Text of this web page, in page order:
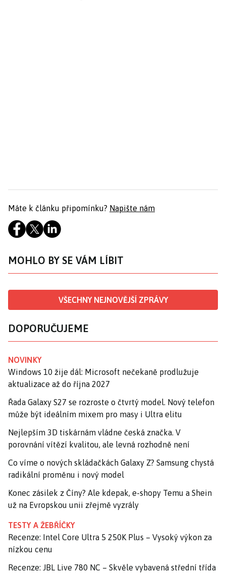
Máte k článku připomínku? Napište nám
MOHLO BY SE VÁM LÍBIT
VŠECHNY NEJNOVĚJŠÍ ZPRÁVY
DOPORUČUJEME
NOVINKY
Windows 10 žije dál: Microsoft nečekaně prodlužuje
aktualizace až do října 2027
Řada Galaxy S27 se rozroste o čtvrtý model. Nový telefon
může být ideálním mixem pro masy i Ultra elitu
Nejlepším 3D tiskárnám vládne česká značka. V
porovnání vítězí kvalitou, ale levná rozhodně není
Co víme o nových skládačkách Galaxy Z? Samsung chystá
radikální proměnu i nový model
Konec zásilek z Číny? Ale kdepak, e-shopy Temu a Shein
už na Evropskou unii zřejmě vyzrály
TESTY A ŽEBŘÍČKY
Recenze: Intel Core Ultra 5 250K Plus – Vysoký výkon za
nízkou cenu
Recenze: JBL Live 780 NC – Skvěle vybavená střední třída